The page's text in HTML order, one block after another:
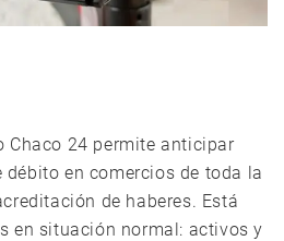
Chaco 24 permite anticipar
en comercios de toda la
de haberes. Está
en situación normal: activos y